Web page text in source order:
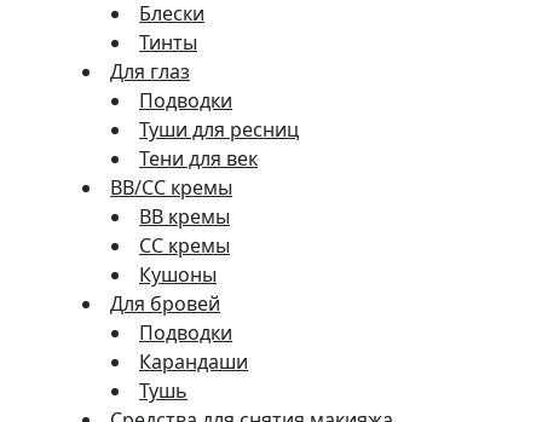
Блески
Тинты
Для глаз
Подводки
Туши для ресниц
Тени для век
BB/CC кремы
BB кремы
СС кремы
Кушоны
Для бровей
Подводки
Карандаши
Тушь